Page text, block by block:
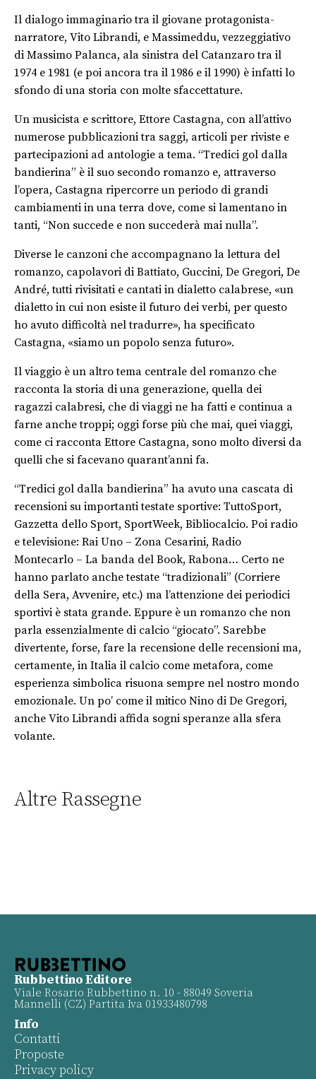
Il dialogo immaginario tra il giovane protagonista-
narratore, Vito Librandi, e Massimeddu, vezzeggiativo
di Massimo Palanca, ala sinistra del Catanzaro tra il
1974 e 1981 (e poi ancora tra il 1986 e il 1990) è infatti lo
sfondo di una storia con molte sfaccettature.
Un musicista e scrittore, Ettore Castagna, con all’attivo
numerose pubblicazioni tra saggi, articoli per riviste e
partecipazioni ad antologie a tema. “Tredici gol dalla
bandierina” è il suo secondo romanzo e, attraverso
l’opera, Castagna ripercorre un periodo di grandi
cambiamenti in una terra dove, come si lamentano in
tanti, “Non succede e non succederà mai nulla”.
Diverse le canzoni che accompagnano la lettura del
romanzo, capolavori di Battiato, Guccini, De Gregori, De
André, tutti rivisitati e cantati in dialetto calabrese, «un
dialetto in cui non esiste il futuro dei verbi, per questo
ho avuto difficoltà nel tradurre», ha specificato
Castagna, «siamo un popolo senza futuro».
Il viaggio è un altro tema centrale del romanzo che
racconta la storia di una generazione, quella dei
ragazzi calabresi, che di viaggi ne ha fatti e continua a
farne anche troppi; oggi forse più che mai, quei viaggi,
come ci racconta Ettore Castagna, sono molto diversi da
quelli che si facevano quarant’anni fa.
“Tredici gol dalla bandierina” ha avuto una cascata di
recensioni su importanti testate sportive: TuttoSport,
Gazzetta dello Sport, SportWeek, Bibliocalcio. Poi radio
e televisione: Rai Uno – Zona Cesarini, Radio
Montecarlo – La banda del Book, Rabona… Certo ne
hanno parlato anche testate “tradizionali” (Corriere
della Sera, Avvenire, etc.) ma l’attenzione dei periodici
sportivi è stata grande. Eppure è un romanzo che non
parla essenzialmente di calcio “giocato”. Sarebbe
divertente, forse, fare la recensione delle recensioni ma,
certamente, in Italia il calcio come metafora, come
esperienza simbolica risuona sempre nel nostro mondo
emozionale. Un po’ come il mitico Nino di De Gregori,
anche Vito Librandi affida sogni speranze alla sfera
volante.
Altre Rassegne
Rubbettino Editore
Viale Rosario Rubbettino n. 10 - 88049 Soveria
Mannelli (CZ) Partita Iva 01933480798
Info
Contatti
Proposte
Privacy policy